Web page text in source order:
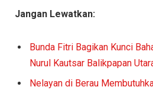
Jangan Lewatkan:
Bunda Fitri Bagikan Kunci
Nurul Kautsar Balikpapan
Nelayan di Berau